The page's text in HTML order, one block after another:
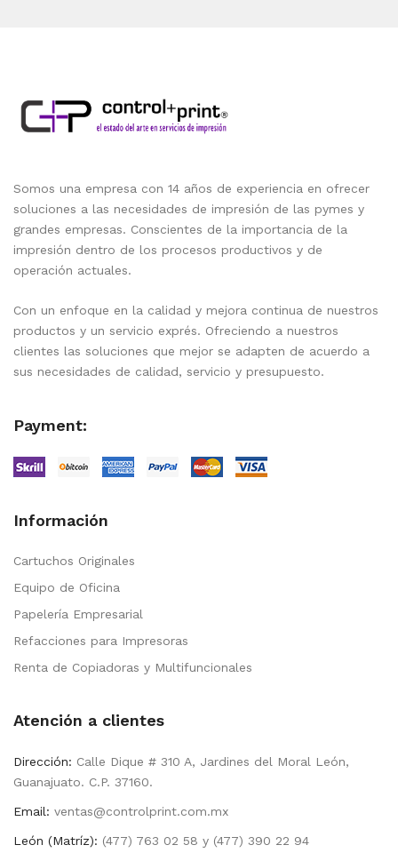
Somos una empresa con 14 años de experiencia en ofrecer
soluciones a las necesidades de impresión de las pymes y
grandes empresas. Conscientes de la importancia de la
impresión dentro de los procesos productivos y de
operación actuales.
Con un enfoque en la calidad y mejora continua de nuestros
productos y un servicio exprés. Ofreciendo a nuestros
clientes las soluciones que mejor se adapten de acuerdo a
sus necesidades de calidad, servicio y presupuesto.
Payment:
Información
Cartuchos Originales
Equipo de Oficina
Papelería Empresarial
Refacciones para Impresoras
Renta de Copiadoras y Multifuncionales
Atención a clientes
Dirección: Calle Dique # 310 A, Jardines del Moral León,
Guanajuato. C.P. 37160.
Email: ventas@controlprint.com.mx
León (Matríz): (477) 763 02 58 y (477) 390 22 94